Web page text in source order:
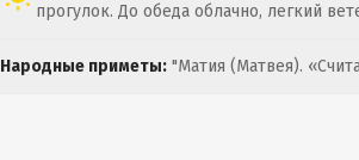
прогулок. До обеда облачно, легкий
Народные приметы: "Матия (Матвея).